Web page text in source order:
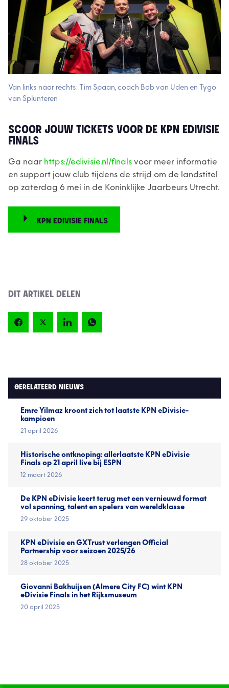
Van links naar rechts: Tim Spaan, coach Bob van Uden en Tygo
van Splunteren
SCOOR JOUW TICKETS VOOR DE KPN EDIVISIE
FINALS
Ga naar https://edivisie.nl/finalsvoor meer informatie
en support jouw club tijdens de strijd om de landstitel
op zaterdag 6 mei in de Koninklijke Jaarbeurs Utrecht.
KPN EDIVISIE FINALS
DIT ARTIKEL DELEN
GERELATEERD NIEUWS
Emre Yilmaz kroont zich tot laatste KPN eDivisie-
kampioen
21 april 2026
Historische ontknoping: allerlaatste KPN eDivisie
Finals op 21 april live bij ESPN
12 maart 2026
De KPN eDivisie keert terug met een vernieuwd format
vol spanning, talent en spelers van wereldklasse
29 oktober 2025
KPN eDivisie en GXTrust verlengen Official
Partnership voor seizoen 2025/26
28 oktober 2025
Giovanni Bakhuijsen (Almere City FC) wint KPN
eDivisie Finals in het Rijksmuseum
20 april 2025